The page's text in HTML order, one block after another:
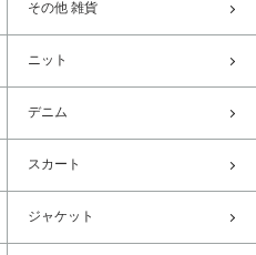
その他 雑貨
ニット
デニム
スカート
ジャケット